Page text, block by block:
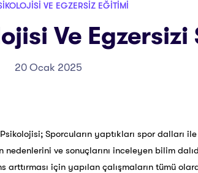
VE EGZERSIZ EĞITIMI
Ve Egzersizi
20 Ocak 2025
Sporcuların yaptıkları spor dalları
ve sonuçlarını inceleyen bilim
için yapılan çalışmaların tümü